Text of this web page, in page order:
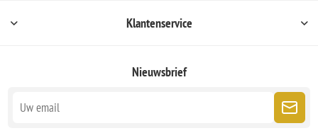
Klantenservice
Nieuwsbrief